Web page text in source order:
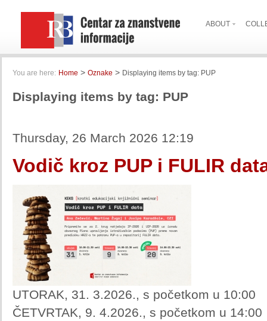
ABOUT
You are here: Home > Oznake > Displaying items by tag: PUP
Displaying items by tag: PUP
Thursday, 26 March 2026 12:19
Vodič kroz PUP i FULIR
UTORAK, 31. 3.2026., s početkom u 10:00
ČETVRTAK, 9. 4.2026., s početkom u 14:00